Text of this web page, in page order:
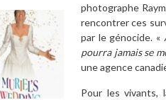
photographe
rencontrer ces
par le génocide. «
pourra jamais se
une agence
Pour les vivants,